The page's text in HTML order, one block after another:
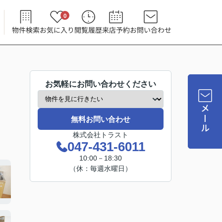
物件検索お気に入り
0
閲覧履歴来店予約お問い合わせ
メール
お気軽にお問い合わせください
無料お問い合わせ
株式会社トラスト
047-431-6011
10:00－18:30
（休：毎週水曜日）